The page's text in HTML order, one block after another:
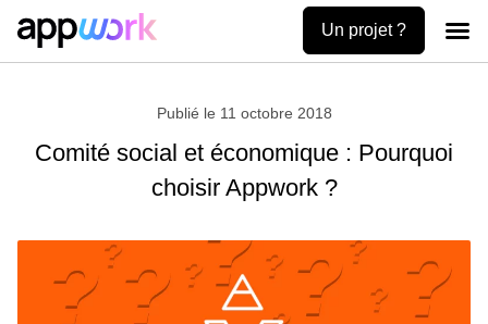
Un projet ?
Publié le 11 octobre 2018
Comité social et économique : Pourquoi
choisir Appwork ?